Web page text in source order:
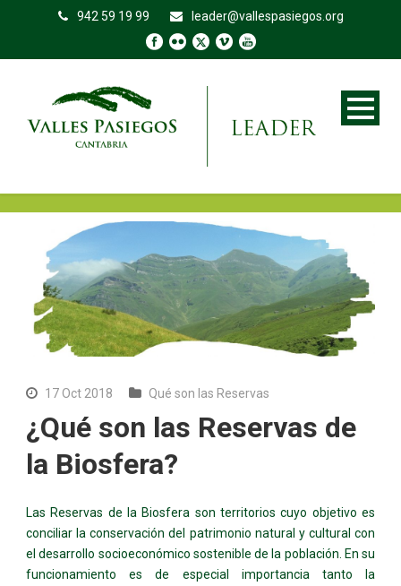
942 59 19 99 leader@vallespasiegos.org
17 Oct 2018 Qué son las Reservas
¿Qué son las Reservas de
la Biosfera?
Las Reservas de la Biosfera son territorios cuyo objetivo es
conciliar la conservación del patrimonio natural y cultural con
el desarrollo socioeconómico sostenible de la población. En su
funcionamiento es de especial importancia tanto la